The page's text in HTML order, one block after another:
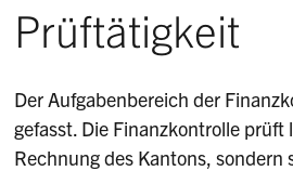
Prüftätigkeit
Der Aufgabenbereich der
gefasst. Die Finanzkontrolle
Rechnung des Kantons, sondern